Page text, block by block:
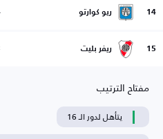
14 ريو كوارتو
15 ريفر بليت
مفتاح الترتيب
يتأهل لدور الـ 16